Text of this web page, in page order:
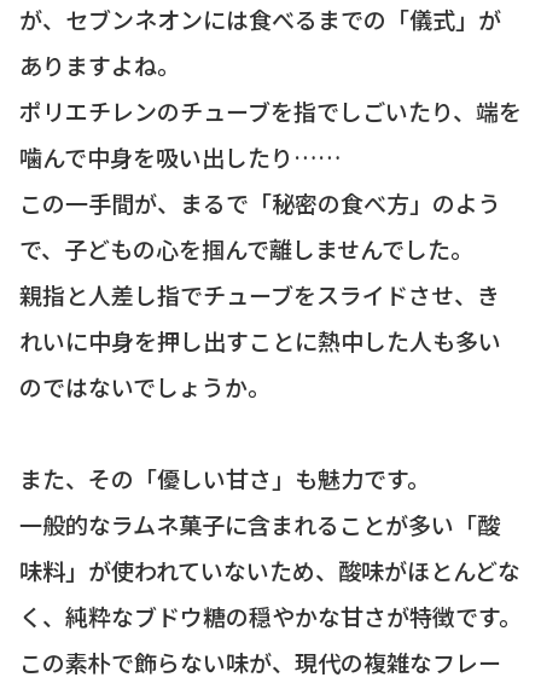
が、セブンネオンには食べるまでの「儀式」が
ありますよね。
ポリエチレンのチューブを指でしごいたり、端を
噛んで中身を吸い出したり……
この一手間が、まるで「秘密の食べ方」のよう
で、子どもの心を掴んで離しませんでした。
親指と人差し指でチューブをスライドさせ、き
れいに中身を押し出すことに熱中した人も多い
のではないでしょうか。
また、その「優しい甘さ」も魅力です。
一般的なラムネ菓子に含まれることが多い「酸
味料」が使われていないため、酸味がほとんどな
く、純粋なブドウ糖の穏やかな甘さが特徴です。
この素朴で飾らない味が、現代の複雑なフレー